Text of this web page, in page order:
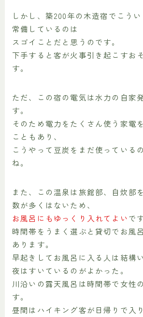
しかし、築200年の木造宿でこう
常備しているのは
スゴイことだと思うのです。
下手すると客が火事引き起こすお
す。
ただ、この宿の電気は水力の自家
す。
そのため電力をたくさん使う家電
こともあり、
こうやって豆炭をまだ使っている
ね。
また、この温泉は旅館部、自炊部
数が多くはないため、
お風呂にもゆっくり入れてよいで
時間帯をうまく選ぶと貸切でお風
あります。
早起きしてお風呂に入る人は結構
夜はすいているのがよかった。
川沿いの露天風呂は時間帯で女性
す。
昼間はハイキング客が日帰りで入